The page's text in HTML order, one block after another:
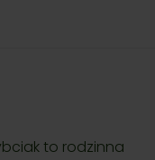
to rodzinna